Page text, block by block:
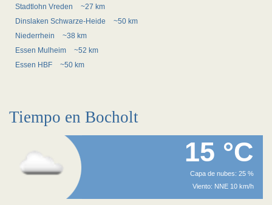
Stadtlohn Vreden
~27 km
Dinslaken Schwarze-Heide
~50 km
Niederrhein
~38 km
Essen Mulheim
~52 km
Essen HBF
~50 km
Tiempo en Bocholt
15 °C
Capa de nubes: 25 %
Viento: NNE 10 km/h